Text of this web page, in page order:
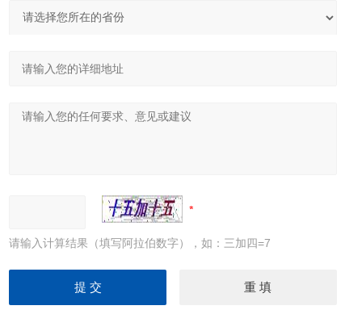
请输入计算结果（填写阿拉伯数字），如：三加四=7